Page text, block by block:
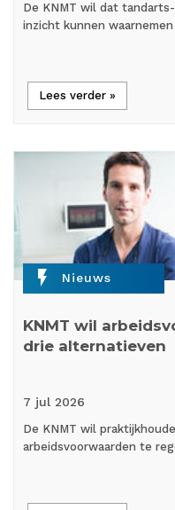
De KNMT wil dat
inzicht kunnen
Lees verder »
flash_on Nieuws
KNMT wil
drie alternatieven
7 jul 2026
De KNMT wil
arbeidsvoorwaarden te